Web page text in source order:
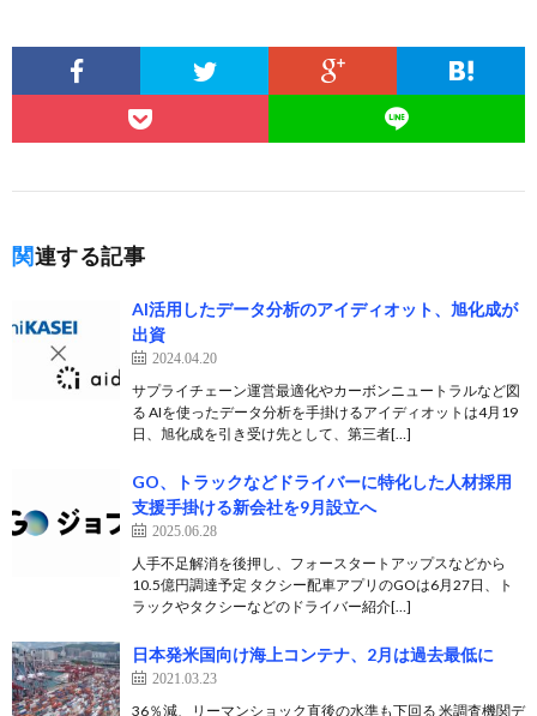
関連する記事
AI活用したデータ分析のアイディオット、旭化成が
出資
2024.04.20
サプライチェーン運営最適化やカーボンニュートラルなど図
る AIを使ったデータ分析を手掛けるアイディオットは4月19
日、旭化成を引き受け先として、第三者[…]
GO、トラックなどドライバーに特化した人材採用
支援手掛ける新会社を9月設立へ
2025.06.28
人手不足解消を後押し、フォースタートアップスなどから
10.5億円調達予定 タクシー配車アプリのGOは6月27日、ト
ラックやタクシーなどのドライバー紹介[…]
日本発米国向け海上コンテナ、2月は過去最低に
2021.03.23
36％減、リーマンショック直後の水準も下回る 米調査機関デ